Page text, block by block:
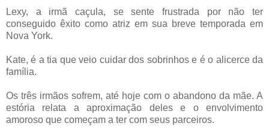
Lexy, a irmã caçula, se sente frustrada por não ter
conseguido êxito como atriz em sua breve temporada em
Nova York.
Kate, é a tia que veio cuidar dos sobrinhos e é o alicerce da
família.
Os três irmãos sofrem, até hoje com o abandono da mãe. A
estória relata a aproximação deles e o envolvimento
amoroso que começam a ter com seus parceiros.